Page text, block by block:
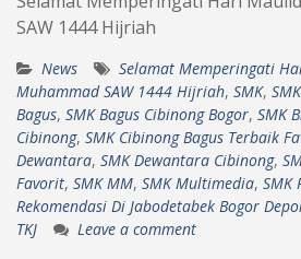
SAW 1444 Hijriah
News
Selamat Memperingati
Muhammad SAW 1444 Hijriah, SMK,
Bagus, SMK Bagus Cibinong Bogor, SMK
Cibinong, SMK Cibinong Bagus Terbaik
Dewantara, SMK Dewantara Cibinong,
Favorit, SMK MM, SMK Multimedia, SMK
Rekomendasi Di Jabodetabek Bogor
TKJ
Leave a comment